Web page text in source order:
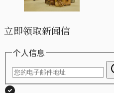
立即领取新闻信
个人信息